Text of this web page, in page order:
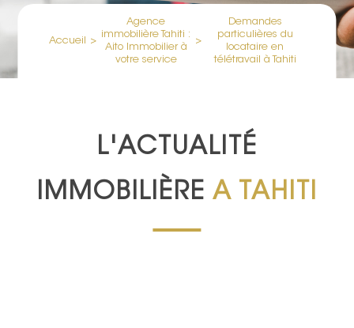
Accueil >
Agence
immobilière Tahiti :
Aito Immobilier à
votre service
>
Demandes
particulières du
locataire en
télétravail à Tahiti
L'ACTUALITÉ
IMMOBILIÈRE A TAHITI